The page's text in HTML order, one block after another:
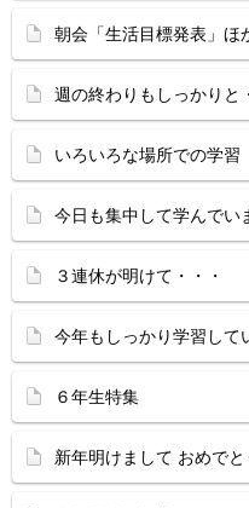
朝会「生活目標発表」ほ
週の終わりもしっかりと
いろいろな場所での学習
今日も集中して学んでい
３連休が明けて・・・
今年もしっかり学習して
６年生特集
新年明けまして おめでと